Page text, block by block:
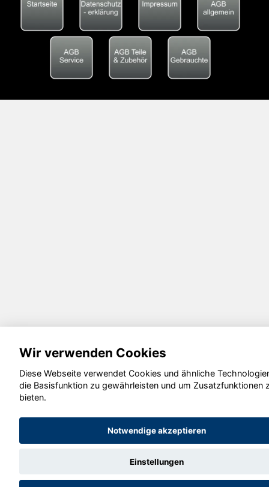
Wir verwenden Cookies
Diese Webseite verwendet Cookies und ähnliche
die Basisfunktion zu gewährleisten und um Zusatzfunktionen
bieten.
Notwendige akzeptieren
Einstellungen